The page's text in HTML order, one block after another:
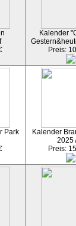
Kalender
Preis:
Park
Kalender
2025
Preis: